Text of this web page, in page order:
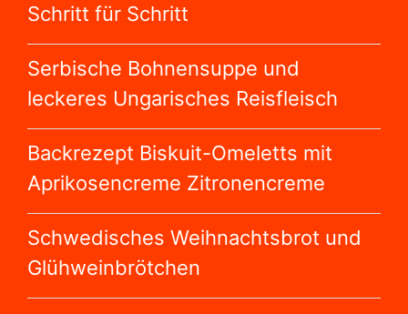
Schritt für Schritt
Serbische Bohnensuppe und
leckeres Ungarisches Reisfleisch
Backrezept Biskuit-Omeletts mit
Aprikosencreme Zitronencreme
Schwedisches Weihnachtsbrot und
Glühweinbrötchen